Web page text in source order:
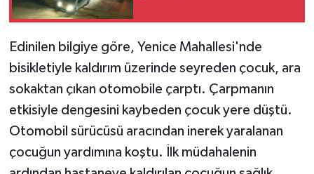
Edinilen bilgiye göre, Yenice Mahallesi'nde
bisikletiyle kaldırım üzerinde seyreden çocuk, ara
sokaktan çıkan otomobile çarptı. Çarpmanın
etkisiyle dengesini kaybeden çocuk yere düştü.
Otomobil sürücüsü aracından inerek yaralanan
çocuğun yardımına koştu. İlk müdahalenin